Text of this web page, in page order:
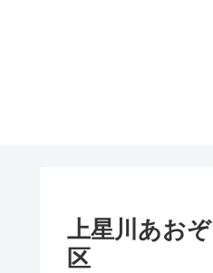
上星川あお
区